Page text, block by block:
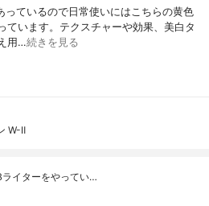
っているので日常使いにはこちらの黄色
ています。テクスチャーや効果、美白タ
用…続きを見る
W-Ⅱ
イターをやってい…